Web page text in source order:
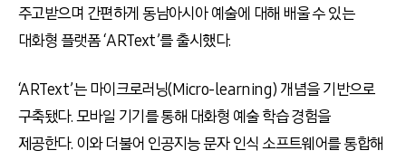
주고받으며 간편하게 동남아시아 예술에 대해 배울 수 있는
대화형 플랫폼‘ARText’를 출시했다.
‘ARText’는 마이크로러닝(Micro-learning) 개념을 기반으로
구축됐다.모바일 기기를 통해 대화형 예술 학습 경험을
제공한다. 이와 더불어 인공지능 문자 인식 소프트웨어를 통합해